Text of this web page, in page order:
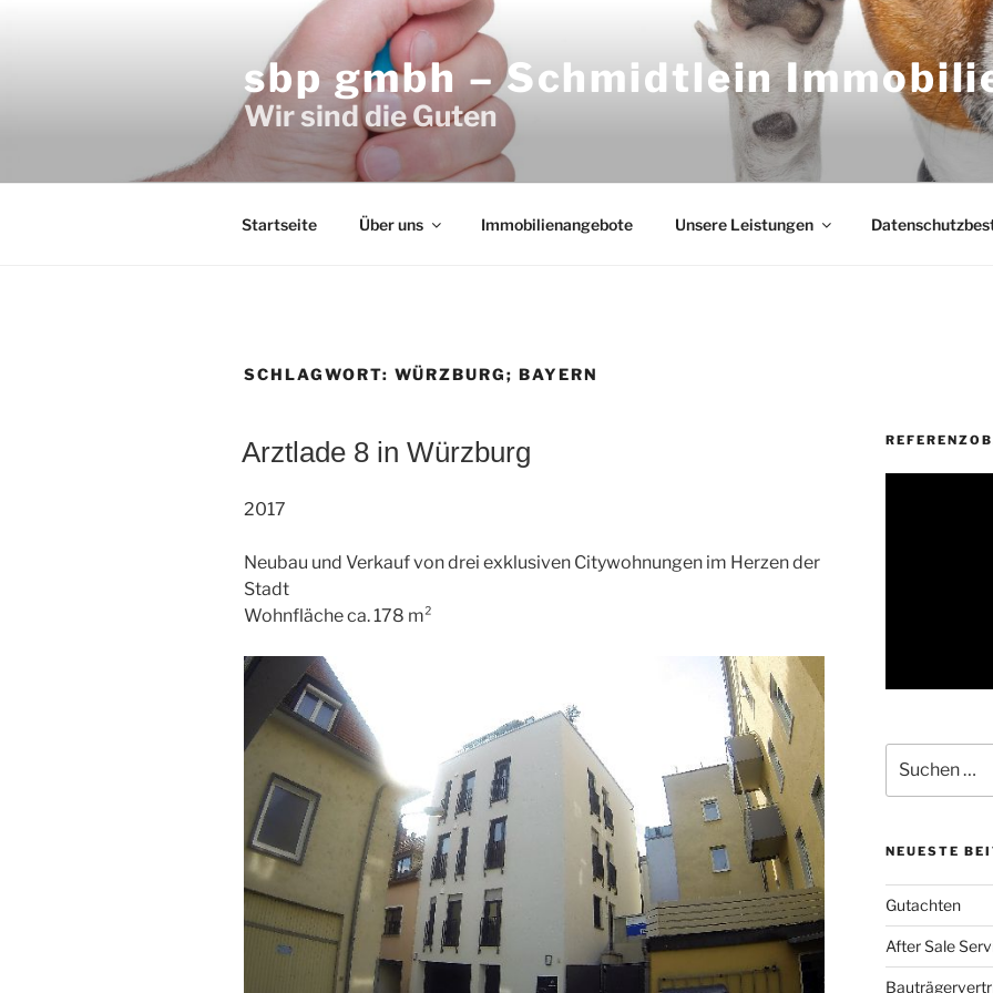
sbp gmbh – Schmidtlein
Wir sind die Guten
Startseite Über uns Immobilienangebote Unsere Leistungen
SCHLAGWORT: WÜRZBURG; BAYERN
Arztlade 8 in Würzburg
2017
Neubau und Verkauf von drei exklusiven Citywohnungen im Herzen der
Stadt
Wohnfläche ca. 178 m²
nach:
NEUESTE
Gutachten
After Sale